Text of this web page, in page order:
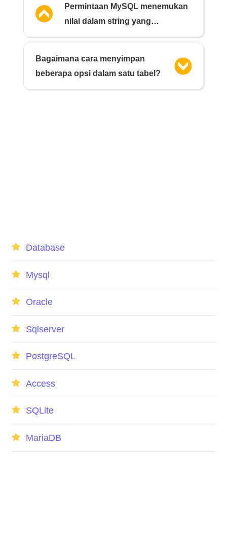
Permintaan MySQL menemukan
nilai dalam string yang
dipisahkan koma
Bagaimana cara menyimpan
beberapa opsi dalam satu tabel?
Database
Mysql
Oracle
Sqlserver
PostgreSQL
Access
SQLite
MariaDB